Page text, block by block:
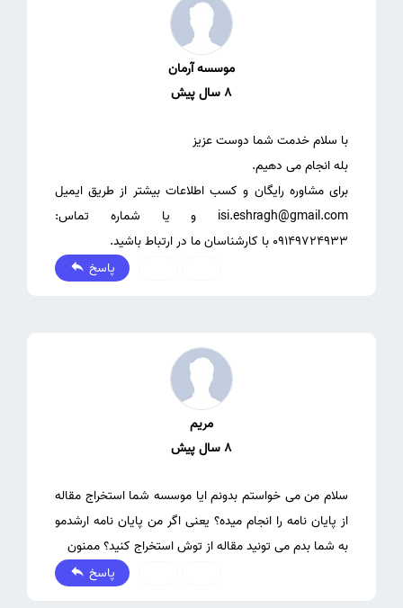
موسسه آرمان
8 سال پیش
برای مشاوره رایگان و کسب اطلاعات بیشتر از طریق ایمیل
isi.eshragh@gmail.com و یا شماره تماس:
09149724933 با کارشناسان ما در ارتباط باشید.
پاسخ
مریم
8 سال پیش
سلام من می خواستم بدونم ایا موسسه شما استخراج مقاله
از پایان نامه را انجام میده؟ یعنی اگر من پایان نامه ارشدمو
به شما بدم می تونید مقاله از توش استخراج کنید؟ ممنون
پاسخ